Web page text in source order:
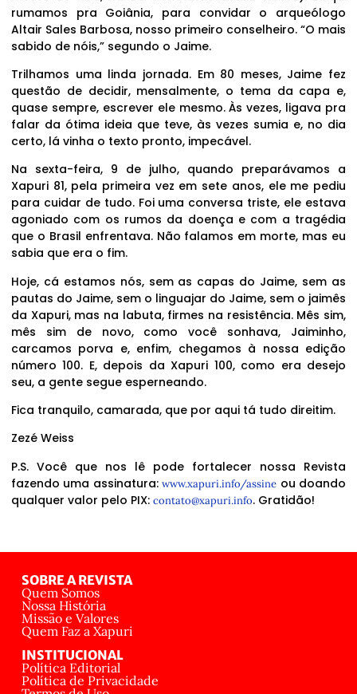
rumamos pra Goiânia, para convidar o arqueólogo
Altair Sales Barbosa, nosso primeiro conselheiro. “O mais
sabido de nóis,” segundo o Jaime.
Trilhamos uma linda jornada. Em 80 meses, Jaime fez
questão de decidir, mensalmente, o tema da capa e,
quase sempre, escrever ele mesmo. Às vezes, ligava pra
falar da ótima ideia que teve, às vezes sumia e, no dia
certo, lá vinha o texto pronto, impecável.
Na sexta-feira, 9 de julho, quando preparávamos a
Xapuri 81, pela primeira vez em sete anos, ele me pediu
para cuidar de tudo. Foi uma conversa triste, ele estava
agoniado com os rumos da doença e com a tragédia
que o Brasil enfrentava. Não falamos em morte, mas eu
sabia que era o fim.
Hoje, cá estamos nós, sem as capas do Jaime, sem as
pautas do Jaime, sem o linguajar do Jaime, sem o jaimês
da Xapuri, mas na labuta, firmes na resistência. Mês sim,
mês sim de novo, como você sonhava, Jaiminho,
carcamos porva e, enfim, chegamos à nossa edição
número 100. E, depois da Xapuri 100, como era desejo
seu, a gente segue esperneando.
Fica tranquilo, camarada, que por aqui tá tudo direitim.
Zezé Weiss
P.S. Você que nos lê pode fortalecer nossa Revista
fazendo uma assinatura:www.xapuri.info/assine ou doando
qualquer valor pelo PIX: contato@xapuri.info. Gratidão!
SOBRE A REVISTA
Quem Somos
Nossa História
Missão e Valores
Quem Faz a Xapuri
INSTITUCIONAL
Política Editorial
Política de Privacidade